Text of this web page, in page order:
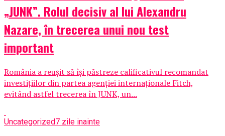
„JUNK”. Rolul decisiv al lui Alexandru
Nazare, în trecerea unui nou test
important
România a reușit să își păstreze calificativul recomandat
investițiilor din partea agenției internaționale Fitch,
evitând astfel trecerea în JUNK, un...
Uncategorized7 zile inainte